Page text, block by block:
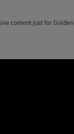
content just for Golden